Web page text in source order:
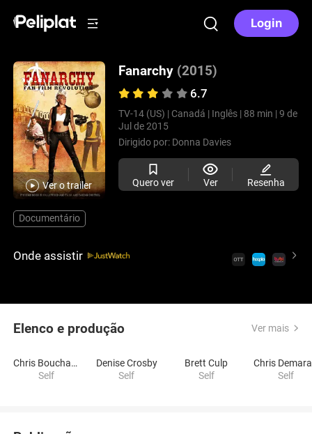
Login
Ver o trailer
Fanarchy (2015)
6.7
TV-14 (US) | Canadá | Inglês | 88 min | 9 de
Jul de 2015
Dirigido por: Donna Davies
Quero ver Ver Resenha
Documentário
Onde assistir
Elenco e produção Ver mais
Chris Bouchard
Self
Denise Crosby
Self
Brett Culp
Self
Chris
Self